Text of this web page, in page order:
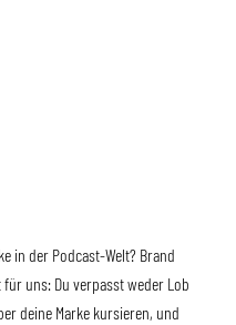
in der Podcast-Welt? Brand
uns: Du verpasst weder Lob
deine Marke kursieren, und